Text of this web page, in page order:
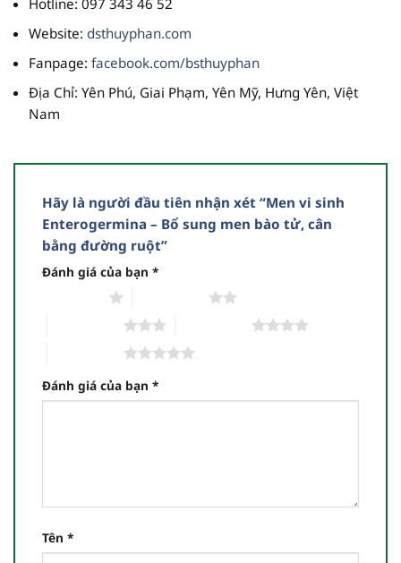
Website: dsthuyphan.com
Fanpage: facebook.com/bsthuyphan
Địa Chỉ: Yên Phú, Giai Phạm, Yên Mỹ, Hưng Yên, Việt
Nam
Hãy là người đầu tiên nhận xét “Men vi sinh
Enterogermina – Bổ sung men bào tử, cân
bằng đường ruột”
Đánh giá của bạn *
Đánh giá của bạn *
Tên *